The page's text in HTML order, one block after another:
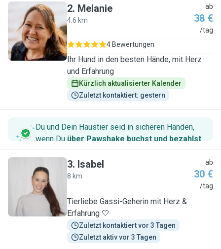
M
2. Melanie
4.6 km
ab
38 €
/tag
4 Bewertungen
Ihr Hund in den besten Hände, mit Herz
und Erfahrung
Kürzlich aktualisierter Kalender
Zuletzt kontaktiert: gestern
Du und Dein Haustier seid in sicheren Händen,
wenn Du über Pawshake buchst und bezahlst.
I
3. Isabel
8 km
ab
30 €
/tag
Tierliebe Gassi-Geherin mit Herz &
Erfahrung 🤍
Zuletzt kontaktiert vor 3 Tagen
Zuletzt aktiv vor 3 Tagen